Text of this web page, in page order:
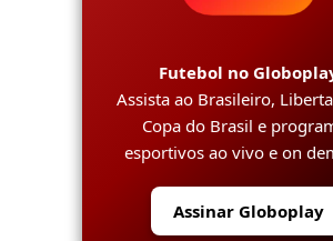
Futebol no
Assista ao Brasileiro,
Copa do Brasil e
esportivos ao vivo e on
Assinar Globoplay